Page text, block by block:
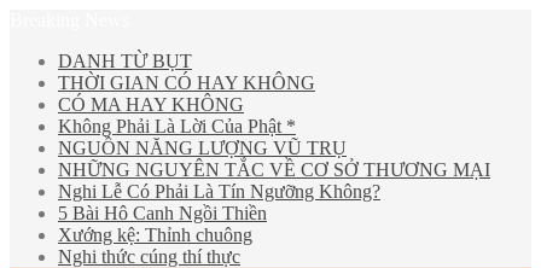
DANH TỪ BỤT
THỜI GIAN CÓ HAY KHÔNG
CÓ MA HAY KHÔNG
Không Phải Là Lời Của Phật *
NGUỒN NĂNG LƯỢNG VŨ TRỤ
NHỮNG NGUYÊN TẮC VỀ CƠ SỞ THƯƠNG MẠI
Nghi Lễ Có Phải Là Tín Ngưỡng Không?
5 Bài Hô Canh Ngồi Thiền
Xướng kệ: Thỉnh chuông
Nghi thức cúng thí thực